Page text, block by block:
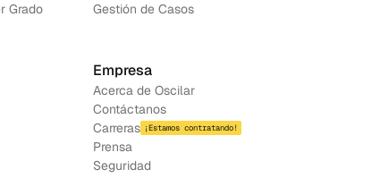
Grado
Gestión de Casos
Empresa
Acerca de Oscilar
Contáctanos
Carreras ¡Estamos contratando!
Prensa
Seguridad